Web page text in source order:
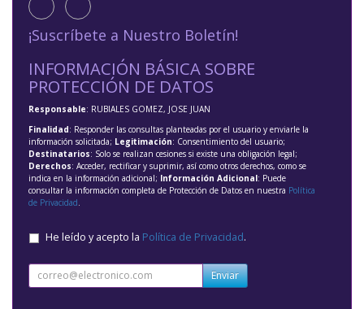
¡Suscríbete a Nuestro Boletín!
INFORMACIÓN BÁSICA SOBRE
PROTECCIÓN DE DATOS
Responsable: RUBIALES GOMEZ, JOSE JUAN
Finalidad: Responder las consultas planteadas por el usuario y enviarle la
información solicitada; Legitimación: Consentimiento del usuario;
Destinatarios: Solo se realizan cesiones si existe una obligación legal;
Derechos: Acceder, rectificar y suprimir, así como otros derechos, como se
indica en la información adicional; Información Adicional: Puede
consultar la información completa de Protección de Datos en nuestra Política
de Privacidad
He leído y acepto la Política de Privacidad.
Enviar